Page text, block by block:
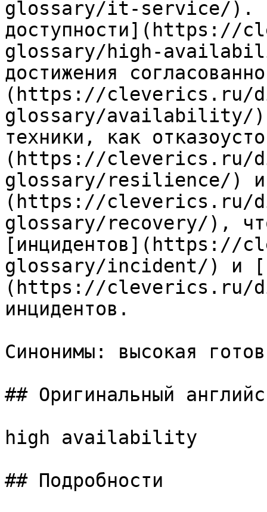
glossary/it-service/).
glossary/high-
достижения
(https://cleverics.ru/
glossary/availability/) и
техники, как
(https://cleverics.ru/
glossary/resilience/) и
(https://cleverics.ru/
glossary/recovery/),
glossary/incident/) и
(https://cleverics.ru/
инцидентов.
Синонимы: высокая
## Оригинальный
high availability
## Подробности